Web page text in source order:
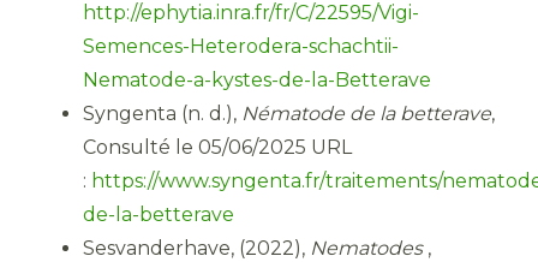
http://ephytia.inra.fr/fr/C/22595/Vigi-
Semences-Heterodera-schachtii-
Nematode-a-kystes-de-la-Betterave
Syngenta (n. d.), Nématode de la betterave,
Consulté le 05/06/2025 URL
: https://www.syngenta.fr/traitements/
de-la-betterave
Sesvanderhave, (2022), Nematodes ,